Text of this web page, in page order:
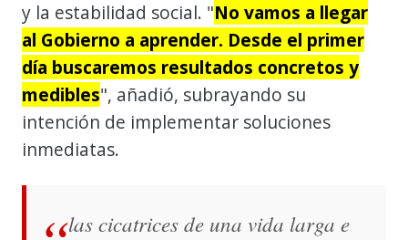
y la estabilidad social. "No vamos a llegar
al Gobierno a aprender. Desde el primer
día buscaremos resultados concretos y
medibles", añadió, subrayando su
intención de implementar soluciones
inmediatas.
las cicatrices de una vida larga e